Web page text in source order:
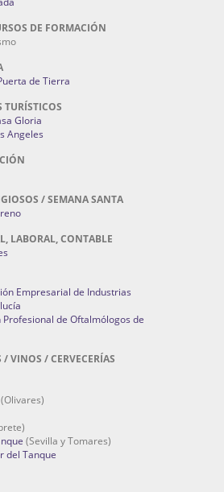
DE FORMACIÓN
de Tierra
TURÍSTICOS
Gloria
Angeles
/ SEMANA SANTA
LABORAL, CONTABLE
Empresarial de Industrias
Profesional de Oftalmólogos de
/ VINOS / CERVECERÍAS
(Olivares)
(Sevilla y Tomares)
del Tanque